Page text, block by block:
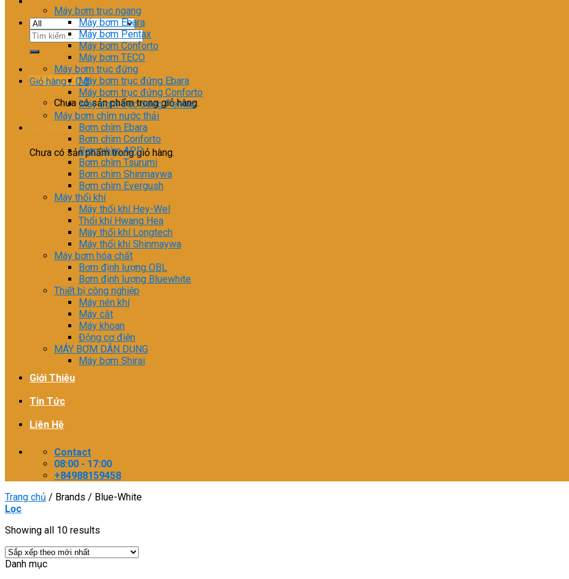
Tìm
Giỏ hàng / 0₫
Chưa có sản phẩm trong giỏ hàng.
Giỏ hàng
Chưa có sản phẩm trong giỏ hàng.
Máy bơm trục ngang
Máy bơm Ebara
Máy bơm Pentax
Máy bơm Conforto
Máy bơm TECO
Máy bơm trục đứng
Máy bơm trục đứng Ebara
Máy bơm trục đứng Conforto
Máy bơm trục đứng Pentax
Máy bơm chìm nước thải
Bơm chìm Ebara
Bơm chìm Conforto
Bơm chìm APP
Bơm chìm Tsurumi
Bơm chìm Shinmaywa
Bơm chìm Evergush
Máy thổi khí
Máy thổi khí Hey-Wel
Thổi khí Hwang Hea
Máy thổi khí Longtech
Máy thổi khí Shinmaywa
Máy bơm hóa chất
Bơm định lượng OBL
Bơm định lượng Bluewhite
Thiết bị công nghiệp
Máy nén khí
Máy cắt
Máy khoan
Động cơ điện
MÁY BƠM DÂN DỤNG
Máy bơm Shirai
Giới Thiệu
Tin Tức
Liên Hệ
Contact
08:00 - 17:00
+84988159458
Trang chủ / Brands / Blue-White
Lọc
Showing all 10 results
Danh mục